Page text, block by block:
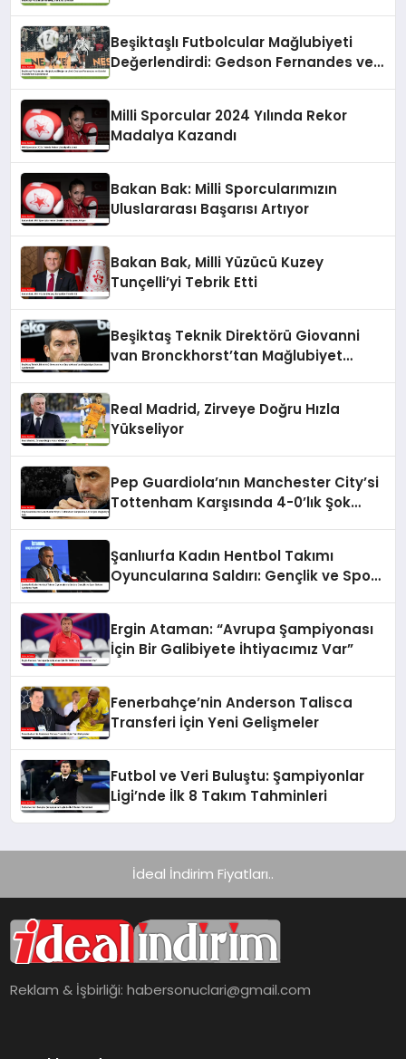
Beşiktaşlı Futbolcular Mağlubiyeti
Değerlendirdi: Gedson Fernandes ve
Milli Sporcular 2024 Yılında Rekor
Madalya Kazandı
Bakan Bak: Milli Sporcularımızın
Uluslararası Başarısı Artıyor
Bakan Bak, Milli Yüzücü Kuzey
Tunçelli’yi Tebrik Etti
Beşiktaş Teknik Direktörü Giovanni
van Bronckhorst’tan Mağlubiyet
Real Madrid, Zirveye Doğru Hızla
Yükseliyor
Pep Guardiola’nın Manchester City’si
Tottenham Karşısında 4-0’lık Şok
Şanlıurfa Kadın Hentbol Takımı
Oyuncularına Saldırı: Gençlik ve Spor
Ergin Ataman: “Avrupa Şampiyonası
İçin Bir Galibiyete İhtiyacımız Var”
Fenerbahçe’nin Anderson Talisca
Transferi İçin Yeni Gelişmeler
Futbol ve Veri Buluştu: Şampiyonlar
Ligi’nde İlk 8 Takım Tahminleri
İdeal İndirim Fiyatları..
Reklam & İşbirliği:habersonuclari@gmail.com